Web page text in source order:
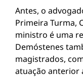
Antes, o
Primeira Turma,
ministro é uma
Demóstenes
magistrados,
atuação anterior